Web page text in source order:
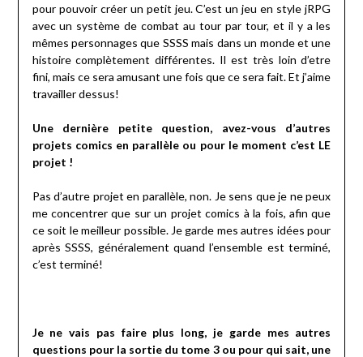
pour pouvoir créer un petit jeu. C’est un jeu en style jRPG
avec un système de combat au tour par tour, et il y a les
mêmes personnages que SSSS mais dans un monde et une
histoire complètement différentes. Il est très loin d’etre
fini, mais ce sera amusant une fois que ce sera fait. Et j’aime
travailler dessus!
Une dernière petite question, avez-vous d’autres
projets comics en parallèle ou pour le moment c’est LE
projet !
Pas d’autre projet en parallèle, non. Je sens que je ne peux
me concentrer que sur un projet comics à la fois, afin que
ce soit le meilleur possible. Je garde mes autres idées pour
après SSSS, généralement quand l’ensemble est terminé,
c’est terminé!
Je ne vais pas faire plus long, je garde mes autres
questions pour la sortie du tome 3 ou pour qui sait, une